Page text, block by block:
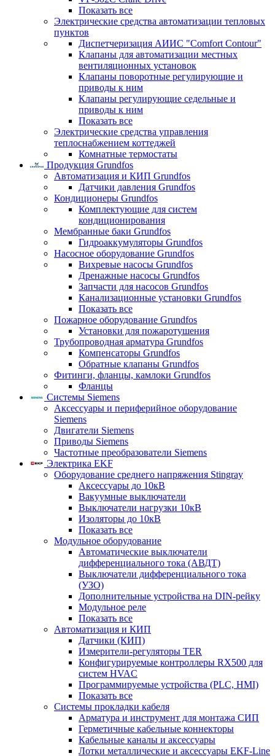
Показать все
Электрические средства автоматизации тепловых
пунктов
Диспетчеризация АИИС "Comfort Contour"
Клапаны для автоматизации местных
вентиляционных установок
Клапаны поворотные регулирующие и
приводы к ним
Клапаны регулирующие седельные и
приводы к ним
Показать все
Электрические средства управления
теплоснабжением коттеджей
Комнатные термостаты
Продукция Grundfos
Автоматизация и КИП Grundfos
Датчики давления Grundfos
Кондиционеры Grundfos
Комплектующие для систем
кондиционирования
Мембранные баки Grundfos
Гидроаккумуляторы Grundfos
Насосное оборудование Grundfos
Вихревые насосы Grundfos
Дренажные насосы Grundfos
Запчасти для насосов Grundfos
Канализационные установки Grundfos
Показать все
Пожарное оборудование Grundfos
Установки для пожаротушения
Трубопроводная арматура Grundfos
Компенсаторы Grundfos
Обратные клапаны Grundfos
Фитинги, фланцы, камлоки Grundfos
Фланцы
Системы Siemens
Аксессуары и периферийное оборудование
Siemens
Двигатели Siemens
Приводы Siemens
Частотные преобразователи Siemens
Электрика EKF
Оборудование среднего напряжения Stingray
Аксессуары до 10кВ
Вакуумные выключатели
Выключатели нагрузки 10кВ
Изоляторы до 10кВ
Показать все
Модульное оборудование
Автоматические выключатели
дифференциального тока (АВДТ)
Выключатели дифференциального тока
(УЗО)
Дополнительные устройства на DIN-рейку
Модульное реле
Показать все
Автоматизация и КИП
Датчики (КИП)
Измерители-регуляторы TER
Конфигурируемые контроллеры RX500 для
систем HVAC
Программируемые устройства (PLC, HMI)
Показать все
Системы прокладки кабеля
Арматура и инструмент для монтажа СИП
Герметичные кабельные коннекторы
Кабельные каналы и аксессуары
Лотки металлические и аксессуары EKF-Line